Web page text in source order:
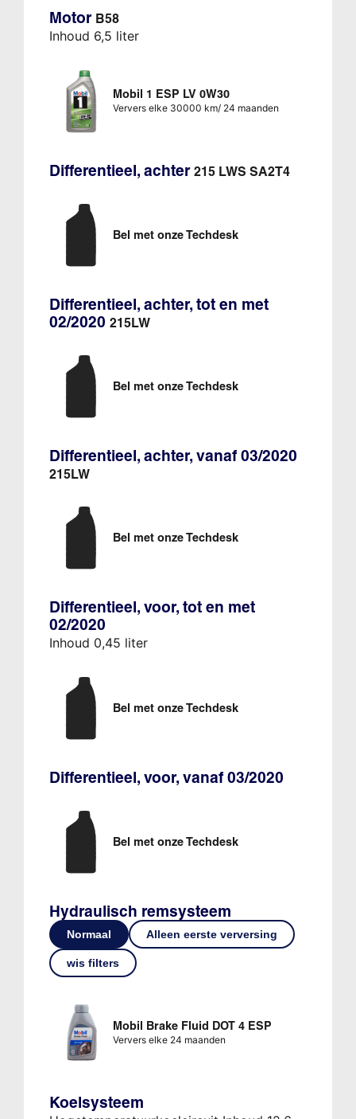
Motor B58
Inhoud 6,5 liter
Mobil 1 ESP LV 0W30
Ververs elke 30000 km/ 24 maanden
Differentieel, achter 215 LWS SA2T4
Bel met onze Techdesk
Differentieel, achter, tot en met
02/2020 215LW
Bel met onze Techdesk
Differentieel, achter, vanaf 03/2020
215LW
Bel met onze Techdesk
Differentieel, voor, tot en met
02/2020
Inhoud 0,45 liter
Bel met onze Techdesk
Differentieel, voor, vanaf 03/2020
Bel met onze Techdesk
Hydraulisch remsysteem
Normaal Alleen eerste verversing
wis filters
Mobil Brake Fluid DOT 4 ESP
Ververs elke 24 maanden
Koelsysteem